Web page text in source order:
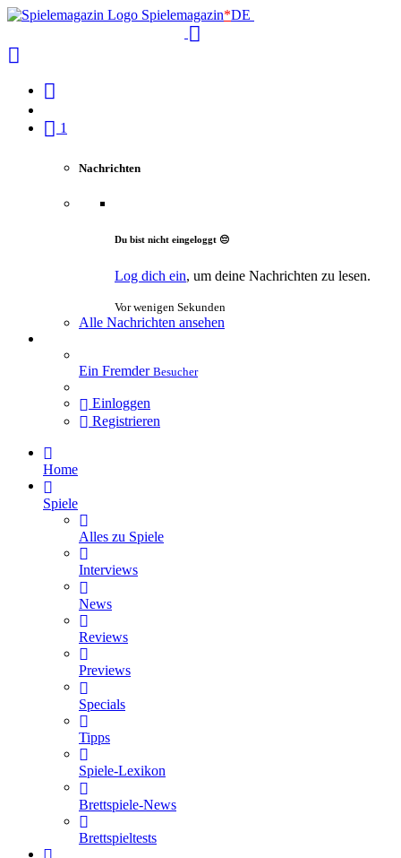
Spielemagazin*DE
1
Nachrichten
Du bist nicht eingeloggt 😔
Log dich ein, um deine Nachrichten zu lesen.
Vor wenigen Sekunden
Alle Nachrichten ansehen
Ein Fremder Besucher
Einloggen
Registrieren
Home
Spiele
Alles zu Spiele
Interviews
News
Reviews
Previews
Specials
Tipps
Spiele-Lexikon
Brettspiele-News
Brettspieltests